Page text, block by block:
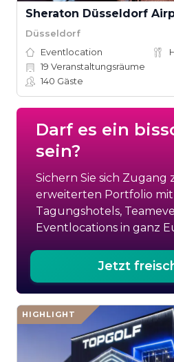
Sheraton Düsseldorf
Düsseldorf
Eventlocation
19 Veranstaltungsräume
140 Gäste
Darf es ein
sein?
Sichern Sie sich Zugang
erweiterten Portfolio
Tagungshotels,
Eventlocations in ganz
Jetzt
HIGHLIGHT